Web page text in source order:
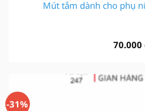
Mút tắm dành cho phụ
70.000
-31%